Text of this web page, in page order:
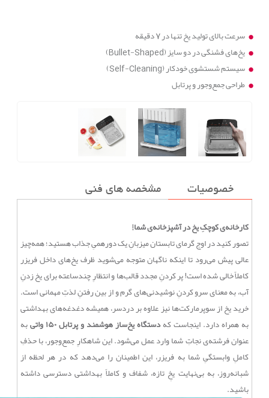
سرعت بالای تولید یخ تنها در 7 دقیقه
یخ‌های فشنگی در دو سایز (Bullet-Shaped)
سیستم شستشوی خودکار (Self-Cleaning)
طراحی جمع‌وجور و پرتابل
خصوصیات مشخصه های فنی
کارخانه‌ی کوچکِ یخ در آشپزخانه‌ی شما!
تصور کنید در اوج گرمای تابستان میزبانِ یک دورهمیِ جذاب هستید؛ همه‌چیز
عالی پیش می‌رود تا اینکه ناگهان متوجه می‌شوید ظرف یخ‌های داخل فریزر
کاملاً خالی شده است! پر کردنِ مجدد قالب‌ها و انتظارِ چندساعته برای یخ زدنِ
آب، به معنای سرو کردنِ نوشیدنی‌های گرم و از بین رفتنِ لذتِ مهمانی است.
خرید یخ از سوپرمارکت‌ها نیز علاوه بر دردسر، همیشه دغدغه‌های بهداشتی
به همراه دارد. اینجاست کهدستگاه یخ‌ساز هوشمند و پرتابل ۱۵۰ واتی
به
عنوان فرشته‌ی نجاتِ شما وارد عمل می‌شود. این شاهکارِ جمع‌وجور، با حذفِ
کاملِ وابستگیِ شما به فریزر، این اطمینان را می‌دهد که در هر لحظه از
شبانه‌روز، به بی‌نهایت یخِ تازه، شفاف و کاملاً بهداشتی دسترسی داشته
باشید.